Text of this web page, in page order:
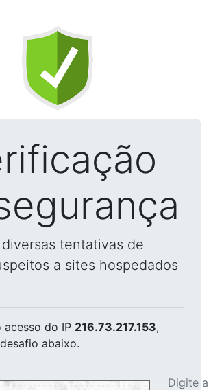
tentativas de
a sites hospedados
acesso do IP 216.73.217.153,
abaixo.
Digite